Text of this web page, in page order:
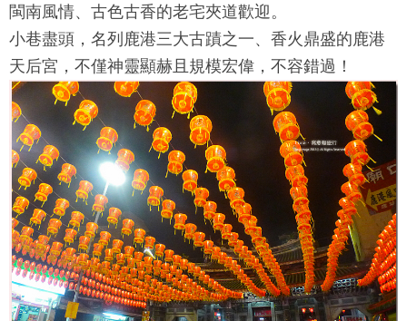
閩南風情、古色古香的老宅夾道歡迎。
小巷盡頭，名列鹿港三大古蹟之一、香火鼎盛的鹿港
天后宮，不僅神靈顯赫且規模宏偉，不容錯過！